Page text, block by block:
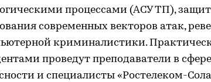
процессами (АСУ ТП),
современных векторов атак,
криминалистики.
проведут преподаватели в
и специалисты «Ростелеком-